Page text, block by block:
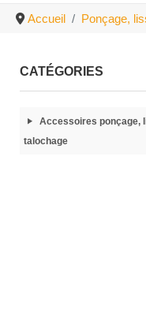
Accueil Ponçage,
CATÉGORIES
Accessoires ponçage,
talochage